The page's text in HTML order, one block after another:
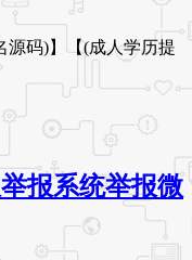
源码)】【(成人学历提
报系统举报微